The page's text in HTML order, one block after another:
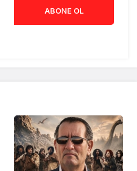
ABONE OL